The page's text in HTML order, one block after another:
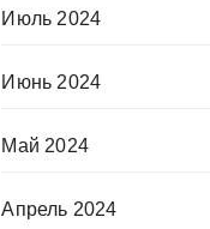
Июль 2024
Июнь 2024
Май 2024
Апрель 2024